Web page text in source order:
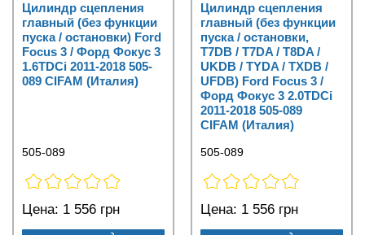
Цилиндр сцепления
главный (без функции
пуска / остановки) Ford
Focus 3 / Форд Фокус 3
1.6TDCi 2011-2018 505-
089 CIFAM (Италия)
505-089
Цена: 1 556 грн
Цилиндр сцепления
главный (без функции
пуска / остановки,
T7DB / T7DA / T8DA /
UKDB / TYDA / TXDB /
UFDB) Ford Focus 3 /
Форд Фокус 3 2.0TDCi
2011-2018 505-089
CIFAM (Италия)
505-089
Цена: 1 556 грн